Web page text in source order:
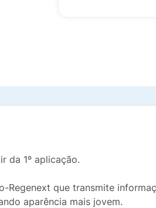
da 1º aplicação.
Regenext que transmite
aparência mais jovem.